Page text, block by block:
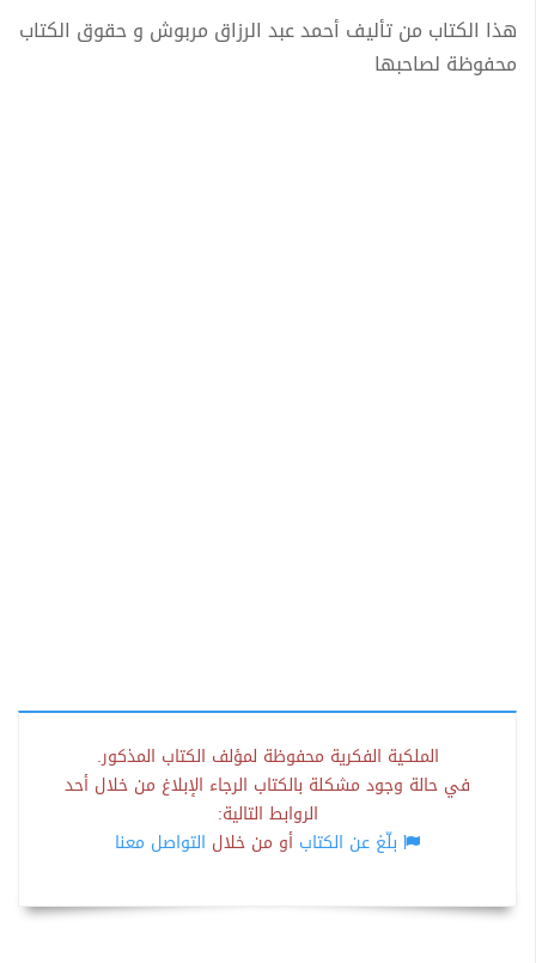
هذا الكتاب من تأليف أحمد عبد الرزاق مربوش و حقوق الكتاب
محفوظة لصاحبها
الملكية الفكرية محفوظة لمؤلف الكتاب المذكور.
في حالة وجود مشكلة بالكتاب الرجاء الإبلاغ من خلال أحد
الروابط التالية:
بلّغ عن الكتاب أو من خلال التواصل معنا